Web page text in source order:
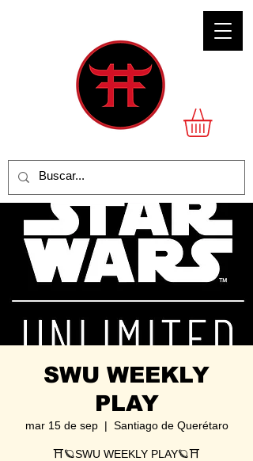
SWU WEEKLY
PLAY
mar 15 de sep
  |
Santiago de Querétaro
⛩🪐SWU WEEKLY PLAY🪐⛩